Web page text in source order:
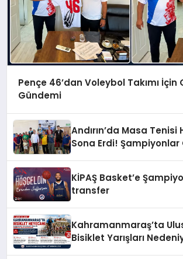
Pençe 46’dan Voleybol Takımı İçin
Gündemi
Andırın’da Masa Tenisi
Sona Erdi!
KİPAŞ Basket’e
transfer
Kahramanmaraş’ta
Bisiklet Yarışları